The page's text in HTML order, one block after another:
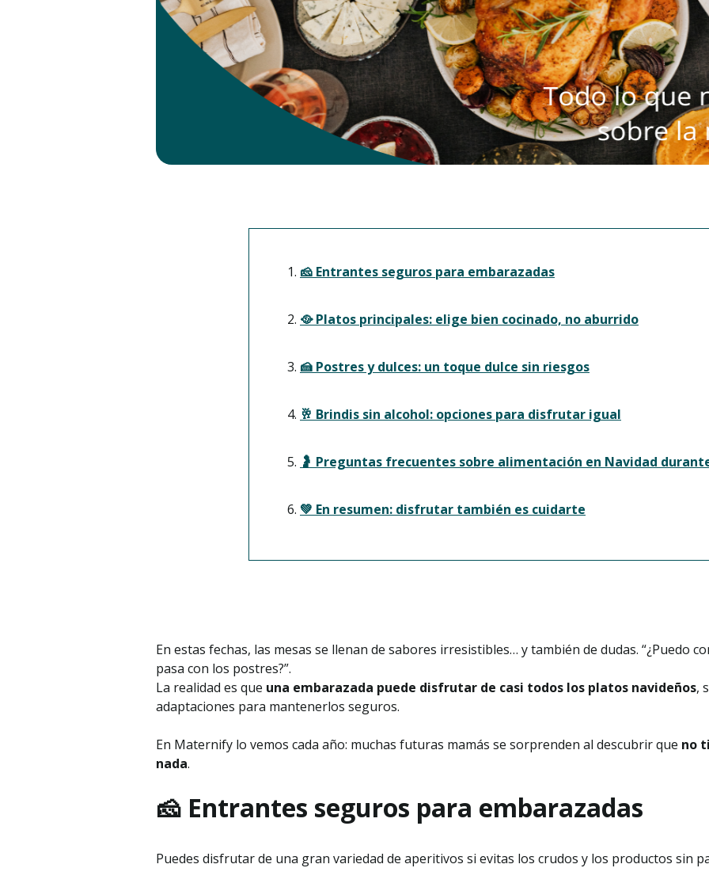
🧀 Entrantes seguros para embarazadas
🥘 Platos principales: elige bien cocinado, no aburrido
🍰 Postres y dulces: un toque dulce sin riesgos
🥂 Brindis sin alcohol: opciones para disfrutar igual
🤰 Preguntas frecuentes sobre alimentación en Navidad
💚 En resumen: disfrutar también es cuidarte
En estas fechas, las mesas se llenan de sabores irresistibles… y también de dudas. “¿Puedo
pasa con los postres?”.
La realidad es que una embarazada puede disfrutar de casi todos los platos navideños,
adaptaciones para mantenerlos seguros.
En Maternify lo vemos cada año: muchas futuras mamás se sorprenden al descubrir que no
nada.
🧀 Entrantes seguros para embarazadas
Puedes disfrutar de una gran variedad de aperitivos si evitas los crudos y los productos sin